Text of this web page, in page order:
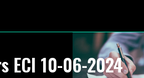
ECI 10-06-2024